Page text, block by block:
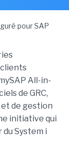
All-in-
de GRC,
de gestion
initiative qui
System i